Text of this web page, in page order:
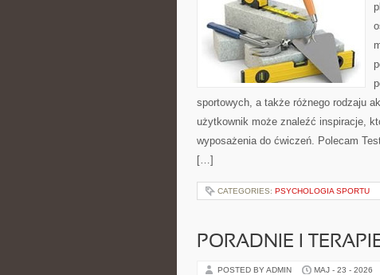
sportowych, a także różnego rodzaju
użytkownik może znaleźć inspiracje,
wyposażenia do ćwiczeń. Polecam
[…]
CATEGORIES: PSYCHOLOGIA SPORTU
PORADNIE I
POSTED BY ADMIN MAJ - 23 - 2026